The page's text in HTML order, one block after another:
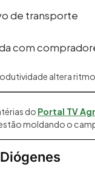
de transporte
com
altera
do Portal TV
moldando o